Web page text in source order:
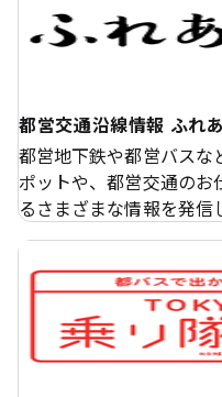
都営交通沿線情報 ふれ
都営地下鉄や都営バスな
ポットや、都営交通の
るさまざまな情報を発信